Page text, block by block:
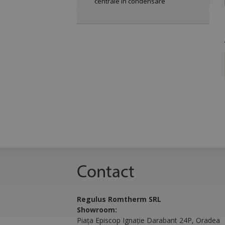
Contact
Regulus Romtherm SRL
Showroom:
Piața Episcop Ignație Darabant 24P, Oradea
Strict